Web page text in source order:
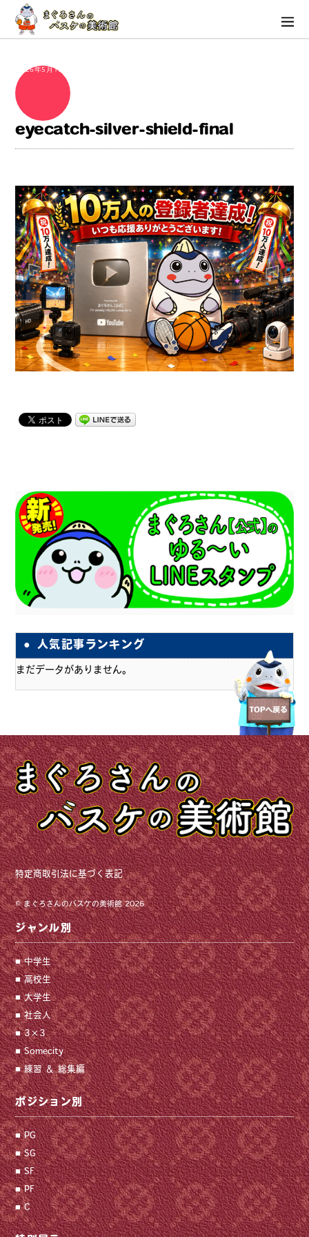
2026年5月16日
eyecatch-silver-shield-final
人気記事ランキング
まだデータがありません。
特定商取引法に基づく表記
©まぐろさんのバスケの美術館2026
ジャンル別
中学生
高校生
大学生
社会人
3×3
Somecity
練習 ＆ 総集編
ポジション別
PG
SG
SF
PF
C